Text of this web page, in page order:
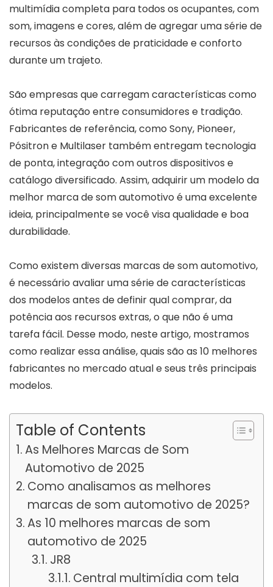
multimídia completa para todos os ocupantes, com
som, imagens e cores, além de agregar uma série de
recursos às condições de praticidade e conforto
durante um trajeto.
São empresas que carregam características como
ótima reputação entre consumidores e tradição.
Fabricantes de referência, como Sony, Pioneer,
Pósitron e Multilaser também entregam tecnologia
de ponta, integração com outros dispositivos e
catálogo diversificado. Assim, adquirir um modelo da
melhor marca de som automotivo é uma excelente
ideia, principalmente se você visa qualidade e boa
durabilidade.
Como existem diversas marcas de som automotivo,
é necessário avaliar uma série de características
dos modelos antes de definir qual comprar, da
potência aos recursos extras, o que não é uma
tarefa fácil. Desse modo, neste artigo, mostramos
como realizar essa análise, quais são as 10 melhores
fabricantes no mercado atual e seus três principais
modelos.
Table of Contents
As Melhores Marcas de Som
Automotivo de 2025
Como analisamos as melhores
marcas de som automotivo de 2025?
As 10 melhores marcas de som
automotivo de 2025
JR8
Central multimídia com tela